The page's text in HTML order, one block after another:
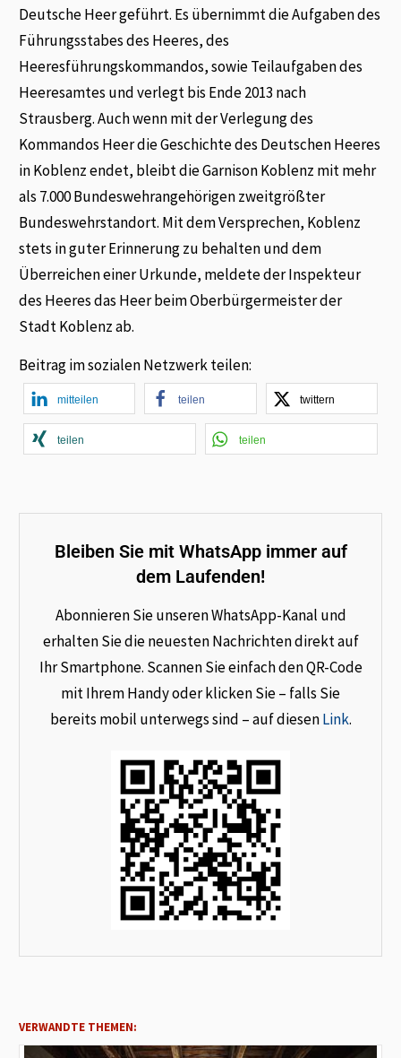
Deutsche Heer geführt. Es übernimmt die Aufgaben des
Führungsstabes des Heeres, des
Heeresführungskommandos, sowie Teilaufgaben des
Heeresamtes und verlegt bis Ende 2013 nach
Strausberg. Auch wenn mit der Verlegung des
Kommandos Heer die Geschichte des Deutschen Heeres
in Koblenz endet, bleibt die Garnison Koblenz mit mehr
als 7.000 Bundeswehrangehörigen zweitgrößter
Bundeswehrstandort. Mit dem Versprechen, Koblenz
stets in guter Erinnerung zu behalten und dem
Überreichen einer Urkunde, meldete der Inspekteur
des Heeres das Heer beim Oberbürgermeister der
Stadt Koblenz ab.
Beitrag im sozialen Netzwerk teilen:
mitteilen teilen twittern
teilen teilen
Bleiben Sie mit WhatsApp immer auf
dem Laufenden!
Abonnieren Sie unseren WhatsApp-Kanal und
erhalten Sie die neuesten Nachrichten direkt auf
Ihr Smartphone. Scannen Sie einfach den QR-Code
mit Ihrem Handy oder klicken Sie – falls Sie
bereits mobil unterwegs sind – auf diesenLink.
VERWANDTE THEMEN: